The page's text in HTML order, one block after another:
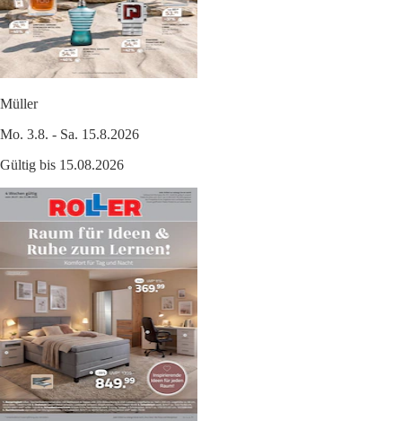
Müller
Mo. 3.8. - Sa. 15.8.2026
Gültig bis 15.08.2026